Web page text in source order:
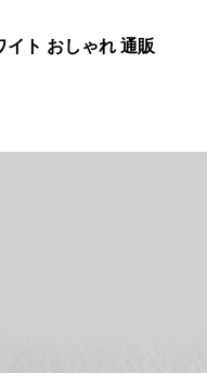
イト おしゃれ 通販